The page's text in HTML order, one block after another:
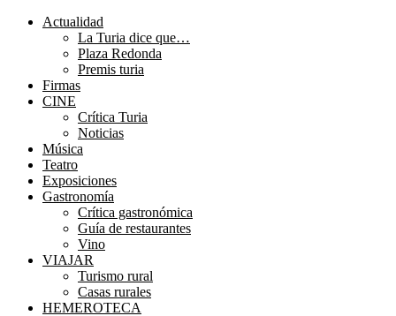
Menú
Actualidad
La Turia dice que…
Plaza Redonda
Premis turia
Firmas
CINE
Crítica Turia
Noticias
Música
Teatro
Exposiciones
Gastronomía
Crítica gastronómica
Guía de restaurantes
Vino
VIAJAR
Turismo rural
Casas rurales
HEMEROTECA